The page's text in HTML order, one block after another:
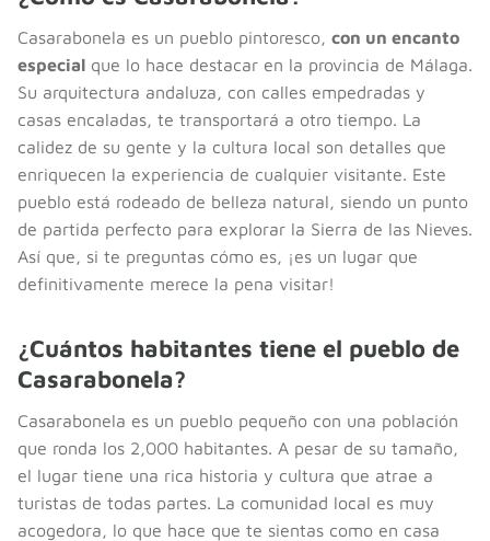
Casarabonela es un pueblo pintoresco, con un encanto
especial que lo hace destacar en la provincia de Málaga.
Su arquitectura andaluza, con calles empedradas y
casas encaladas, te transportará a otro tiempo. La
calidez de su gente y la cultura local son detalles que
enriquecen la experiencia de cualquier visitante. Este
pueblo está rodeado de belleza natural, siendo un punto
de partida perfecto para explorar la Sierra de las Nieves.
Así que, si te preguntas cómo es, ¡es un lugar que
definitivamente merece la pena visitar!
¿Cuántos habitantes tiene el pueblo de
Casarabonela?
Casarabonela es un pueblo pequeño con una población
que ronda los 2,000 habitantes. A pesar de su tamaño,
el lugar tiene una rica historia y cultura que atrae a
turistas de todas partes. La comunidad local es muy
acogedora, lo que hace que te sientas como en casa